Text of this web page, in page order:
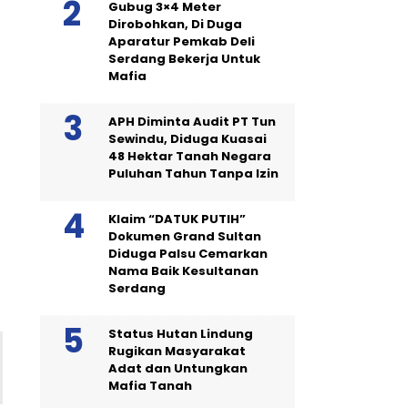
Gubug 3×4 Meter
Dirobohkan, Di Duga
Aparatur Pemkab Deli
Serdang Bekerja Untuk
Mafia
APH Diminta Audit PT Tun
Sewindu, Diduga Kuasai
48 Hektar Tanah Negara
Puluhan Tahun Tanpa Izin
Klaim “DATUK PUTIH”
Dokumen Grand Sultan
Diduga Palsu Cemarkan
Nama Baik Kesultanan
Serdang
Status Hutan Lindung
Rugikan Masyarakat
Adat dan Untungkan
Mafia Tanah